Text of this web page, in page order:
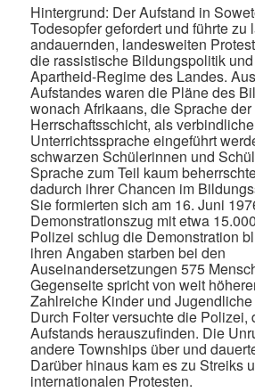
Hintergrund: Der Aufstand in
Todesopfer gefordert und führte zu
andauernden, landesweiten
die rassistische Bildungspolitik
Apartheid-Regime des Landes.
Aufstandes waren die Pläne des
wonach Afrikaans, die Sprache
Herrschaftsschicht, als verbindliche
Unterrichtssprache eingeführt
schwarzen Schülerinnen und
Sprache zum Teil kaum
dadurch ihrer Chancen im
Sie formierten sich am 16. Juni
Demonstrationszug mit etwa
Polizei schlug die Demonstration
ihren Angaben starben bei den
Auseinandersetzungen 575
Gegenseite spricht von weit
Zahlreiche Kinder und
Durch Folter versuchte die Polizei,
Aufstands herauszufinden. Die
andere Townships über und
Darüber hinaus kam es zu Streiks
internationalen Protesten.